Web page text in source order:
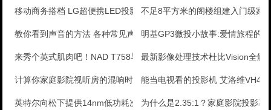
移动商务搭档 LG超便携LED投影机评测不足8平方米的阁楼组建入门级家
教你看到声音的方法 各种常见声音的频段明基GP3微投小故事:爱情旅程的
来秀个英式肌肉吧！NAD T758与T777最新影像处理技术杜比Vision全解
计算你家庭影院视听房的混响时间能当电视看的投影机 艾洛维
英特尔向松下提供14nm低功耗次世代半导体制造支持
为什么是2.35:1？家庭影院投影幕